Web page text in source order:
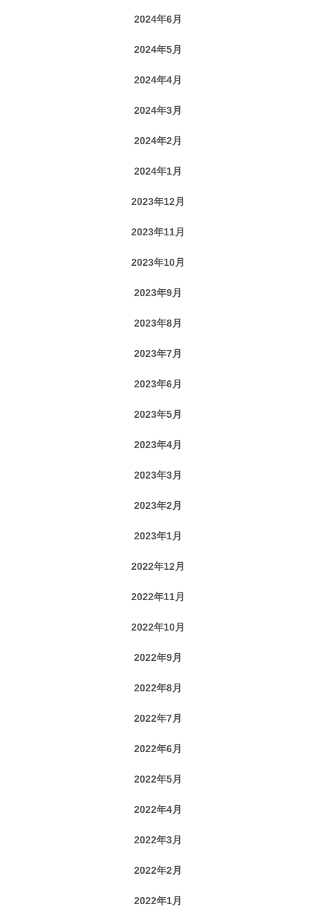
2024年6月
2024年5月
2024年4月
2024年3月
2024年2月
2024年1月
2023年12月
2023年11月
2023年10月
2023年9月
2023年8月
2023年7月
2023年6月
2023年5月
2023年4月
2023年3月
2023年2月
2023年1月
2022年12月
2022年11月
2022年10月
2022年9月
2022年8月
2022年7月
2022年6月
2022年5月
2022年4月
2022年3月
2022年2月
2022年1月